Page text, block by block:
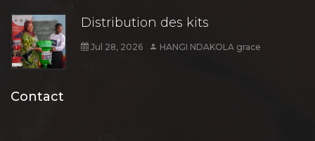
Distribution des kits
Jul 28, 2026 HANGI NDAKOLA grace
Contact